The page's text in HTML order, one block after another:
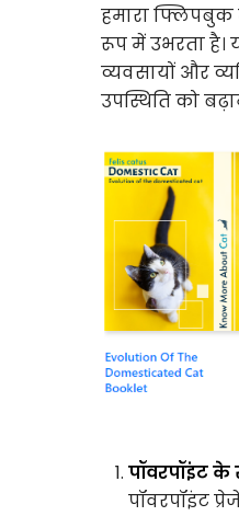
हमारा
रूप में उभरता है।
व्यवसायों और
उपस्थिति को
पॉवरपॉइंट
पॉवरपॉइंट